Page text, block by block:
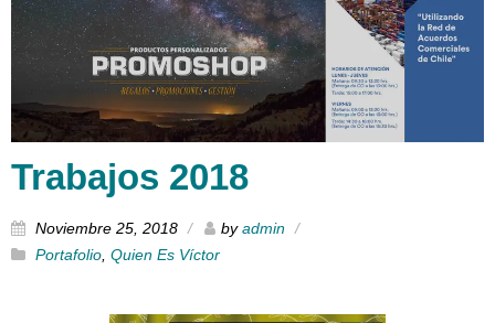
Trabajos 2018
Noviembre 25, 2018 byadmin
Portafolio, Quien Es Víctor